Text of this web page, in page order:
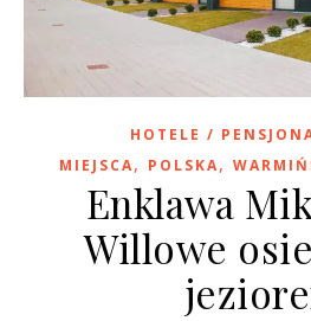
HOTELE /
MIEJSCA, POLSKA,
Enklawa
Willowe